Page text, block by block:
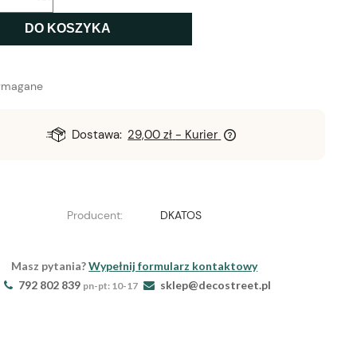
DO KOSZYKA
Dostawa: 29,00 zł - Kurier
Producent: DKATOS
Masz pytania?Wypełnij formularz kontaktowy
792 802 839 pn-pt: 10-17 sklep@decostreet.pl